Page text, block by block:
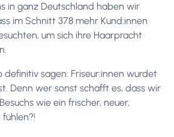
in ganz Deutschland haben wir
im Schnitt 378 mehr Kund:innen
um sich ihre Haarpracht
definitiv sagen: Friseur:innen wurdet
Denn wer sonst schafft es, dass wir
wie ein frischer, neuer,